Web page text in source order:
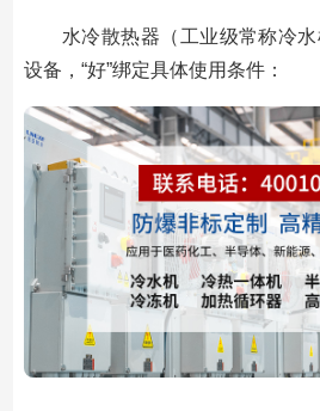
水冷散热器（工业级常称冷
设备，“好”绑定具体使用条件：